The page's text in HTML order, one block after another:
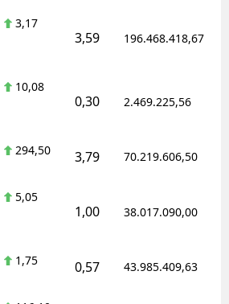
3,17
3,59 196.468.418,67
10,08
0,30 2.469.225,56
294,50 3,79 70.219.606,50
5,05
1,00 38.017.090,00
1,75 0,57 43.985.409,63